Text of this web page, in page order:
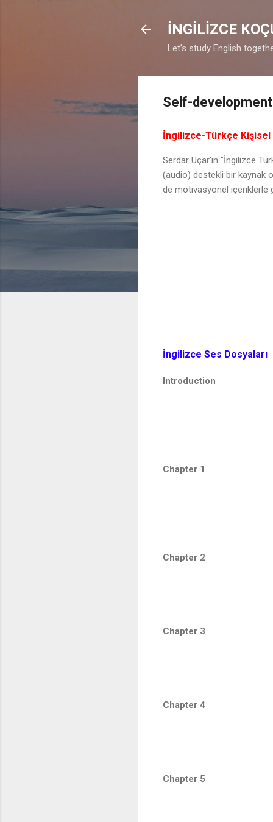
İNGİLİZCE
Let’s study English
Self-development
İngilizce-Türkçe Kişisel
Serdar Uçar'ın "İngilizce
(audio) destekli bir kaynak
de motivasyonel içeriklerle
İngilizce Ses Dosyaları
Introduction
Chapter 1
Chapter 2
Chapter 3
Chapter 4
Chapter 5